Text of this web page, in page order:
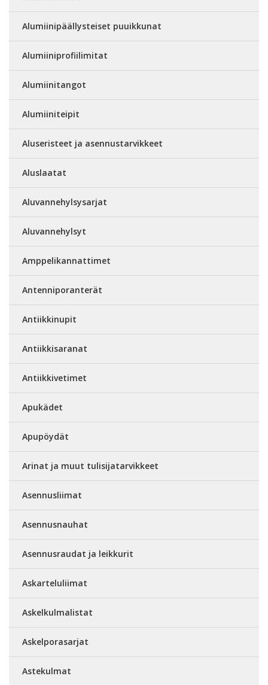
Alumiinipäällysteiset puuikkunat
Alumiiniprofiilimitat
Alumiinitangot
Alumiiniteipit
Aluseristeet ja asennustarvikkeet
Aluslaatat
Aluvannehylsysarjat
Aluvannehylsyt
Amppelikannattimet
Antenniporanterät
Antiikkinupit
Antiikkisaranat
Antiikkivetimet
Apukädet
Apupöydät
Arinat ja muut tulisijatarvikkeet
Asennusliimat
Asennusnauhat
Asennusraudat ja leikkurit
Askarteluliimat
Askelkulmalistat
Askelporasarjat
Astekulmat